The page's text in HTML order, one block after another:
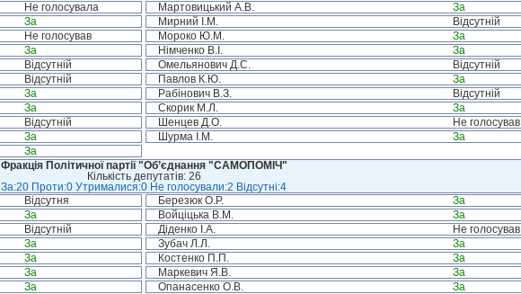
Не голосувала Мартовицький А.В.
За
За Мирний І.М.
Відсутній
Не голосував Мороко Ю.М.
За
За Німченко В.І.
За
Відсутній Омельянович Д.С.
Відсутній
Відсутній Павлов К.Ю.
За
За Рабінович В.З.
Відсутній
За Скорик М.Л.
За
Відсутній Шенцев Д.О.
Не голосував
За Шурма І.М.
За
За
Фракція Політичної партії "Об’єднання "САМОПОМІЧ"
Кількість депутатів: 26
За:20 Проти:0 Утрималися:0 Не голосували:2 Відсутні:4
Відсутня Березюк О.Р.
За
За Войціцька В.М.
За
Відсутній Діденко І.А.
Не голосував
За Зубач Л.Л.
За
За Костенко П.П.
За
За Маркевич Я.В.
За
За Опанасенко О.В.
За